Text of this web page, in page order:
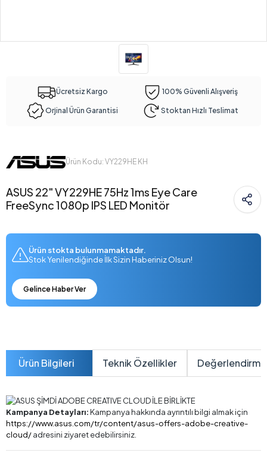
Ücretsiz Kargo 100% Güvenli Alışveriş
Orjinal Ürün Garantisi Stoktan Hızlı Teslimat
Ürün Kodu: VY229HE KH
ASUS 22" VY229HE 75Hz 1ms Eye Care
FreeSync 1080p IPS LED Monitör
Ürün stokta bulunmamaktadır.
Stok Yenilendiğinde İlk Sizin Haberiniz Olsun!
Gelince Haber Ver
Ürün Bilgileri Teknik Özellikler
Kampanya Detayları:Kampanya hakkında ayrıntılı bilgi almak için
https://www.asus.com/tr/content/asus-offers-adobe-creative-
cloud/adresini ziyaret edebilirsiniz.